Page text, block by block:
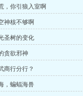
，你引狼入室啊
神核不够啊
圣树的变化
贪欲邪神
商行分行？
，蝙蝠海兽